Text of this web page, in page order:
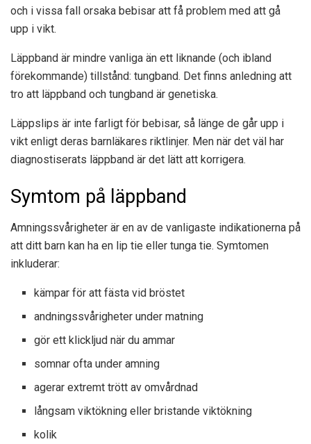
och i vissa fall orsaka bebisar att få problem med att gå
upp i vikt.
Läppband är mindre vanliga än ett liknande (och ibland
förekommande) tillstånd: tungband. Det finns anledning att
tro att läppband och tungband är genetiska.
Läppslips är inte farligt för bebisar, så länge de går upp i
vikt enligt deras barnläkares riktlinjer. Men när det väl har
diagnostiserats läppband är det lätt att korrigera.
Symtom på läppband
Amningssvårigheter är en av de vanligaste indikationerna på
att ditt barn kan ha en lip tie eller tunga tie. Symtomen
inkluderar:
kämpar för att fästa vid bröstet
andningssvårigheter under matning
gör ett klickljud när du ammar
somnar ofta under amning
agerar extremt trött av omvårdnad
långsam viktökning eller bristande viktökning
kolik